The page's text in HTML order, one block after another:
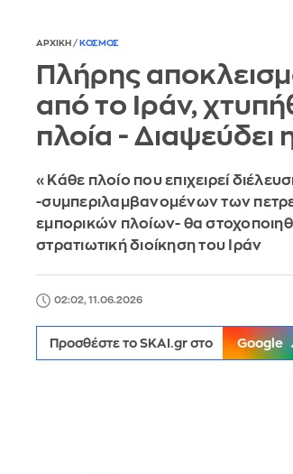
ΑΡΧΙΚΗ / ΚΟΣΜΟΣ
Πλήρης
από το Ιράν,
πλοία - Διαψεύδει
«Κάθε πλοίο που επιχειρεί
-συμπεριλαμβανομένων των
εμπορικών πλοίων- θα
στρατιωτική διοίκηση του Ιράν
02:02, 11.06.2026
Προσθέστε το SKAI.gr στο Google